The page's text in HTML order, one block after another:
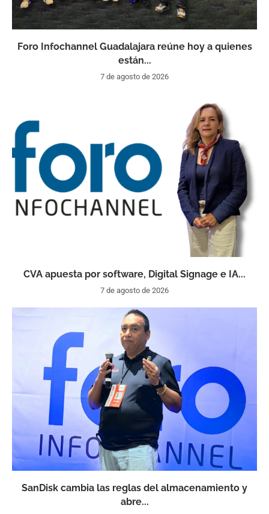
Foro Infochannel Guadalajara reúne hoy a quienes
están...
7 de agosto de 2026
CVA apuesta por software, Digital Signage e IA...
7 de agosto de 2026
SanDisk cambia las reglas del almacenamiento y
abre...